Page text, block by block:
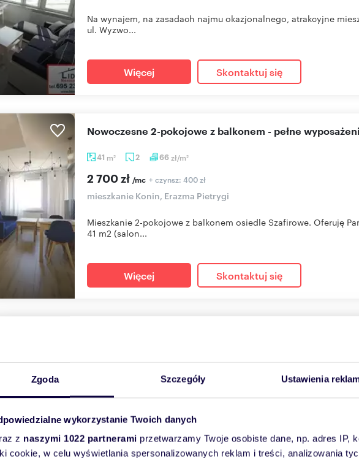
Zgoda Szczegóły Ustawienia
wykorzystanie Twoich danych
z naszymi 1022 partnerami przetwarzamy Twoje osobiste dane, np. adres IP,
cookie, w celu wyświetlania spersonalizowanych reklam i treści, analizowania
Na wynajem, na zasadach najmu okazjonalnego, atrakcyjne
ul. Wyzwo...
Więcej Skontaktuj się
41 m2 2 66zł/m2
Nowoczesne 2-pokojowe z balkonem - pełne
2 700 zł /mc + czynsz: 400 zł
mieszkanie Konin, Erazma Pietrygi
Mieszkanie 2-pokojowe z balkonem osiedle Szafirowe. Oferuję
41 m2 (salon...
Więcej Skontaktuj się
+ czynsz: 1 200 zł
mieszkanie Konin, Adama Mickiewcza
Komfortowe mieszkanie na wynajem - Villa Park, Konin
mieszkania położo...